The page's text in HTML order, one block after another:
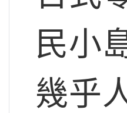
民小
幾乎